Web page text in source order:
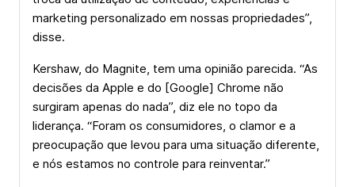
marketing personalizado em nossas propriedades”,
disse.
Kershaw, do Magnite, tem uma opinião parecida. “As
decisões da Apple e do [Google] Chrome não
surgiram apenas do nada”, diz ele no topo da
liderança. “Foram os consumidores, o clamor e a
preocupação que levou para uma situação diferente,
e nós estamos no controle para reinventar.”